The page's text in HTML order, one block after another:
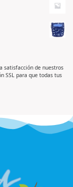
satisfacción de nuestros
SSL para que todas tus